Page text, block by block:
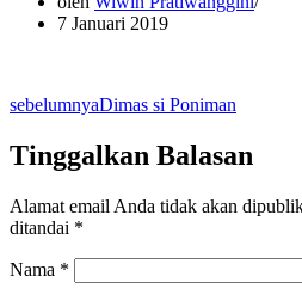
7 Januari 2019
sebelumnyaDimas si Poniman
Tinggalkan Balasan
Alamat email Anda tidak akan
ditandai *
Nama *